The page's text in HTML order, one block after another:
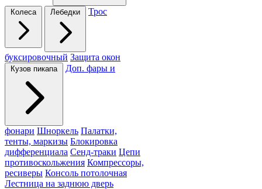
Колеса Лебедки Трос
буксировочный Защита окон
Кузов пикапа Доп. фары и
фонари Шноркель Палатки,
тенты, маркизы Блокировка
дифференциала Сенд-траки Цепи
противоскольжения Компрессоры,
ресиверы Консоль потолочная
Лестница на заднюю дверь